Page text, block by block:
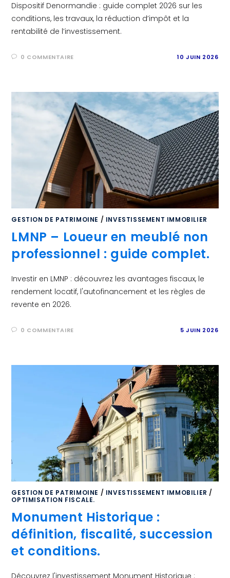
Dispositif Denormandie : guide complet 2026 sur les
conditions, les travaux, la réduction d’impôt et la
rentabilité de l’investissement.
0 COMMENTAIRE 10 JUIN 2026
GESTION DE PATRIMOINE / INVESTISSEMENT IMMOBILIER
LMNP – Loueur en meublé non
professionnel : guide complet.
Investir en LMNP : découvrez les avantages fiscaux, le
rendement locatif, l'autofinancement et les règles de
revente en 2026.
0 COMMENTAIRE 5 JUIN 2026
GESTION DE PATRIMOINE / INVESTISSEMENT IMMOBILIER /
OPTIMISATION FISCALE.
Monument Historique :
définition, fiscalité, succession
et conditions.
Découvrez l'investissement Monument Historique :